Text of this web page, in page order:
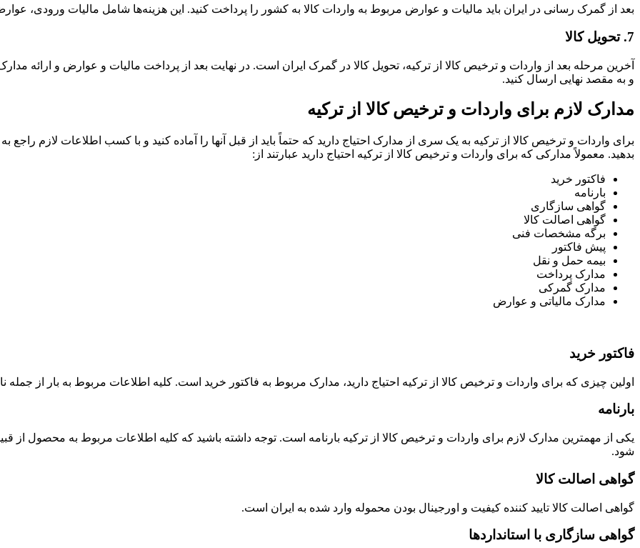
بعد از گمرک رسانی در ایران باید مالیات و عوارض مربوط به واردات کالا به کشور را پرداخت کنید. این هزینه‌ها شامل مالیات ورودی،
7. تحویل کالا
آخرین مرحله بعد از واردات و ترخیص کالا از ترکیه، تحویل کالا در گمرک ایران است. در نهایت بعد از پرداخت مالیات و عوارض و ارائه
و به مقصد نهایی ارسال کنید.
مدارک لازم برای واردات و ترخیص کالا از ترکیه
برای واردات و ترخیص کالا از ترکیه به یک سری از مدارک احتیاج دارید که حتماً باید از قبل آنها را آماده کنید و با کسب اطلاعات لازم
بدهید. معمولاً مدارکی که برای واردات و ترخیص کالا از ترکیه احتیاج دارید عبارتند از:
فاکتور خرید
بارنامه
گواهی سازگاری
گواهی اصالت کالا
برگه مشخصات فنی
پیش فاکتور
بیمه حمل و نقل
مدارک پرداخت
مدارک گمرکی
مدارک مالیاتی و عوارض
فاکتور خرید
اولین چیزی که برای واردات و ترخیص کالا از ترکیه احتیاج دارید، مدارک مربوط به فاکتور خرید است. کلیه اطلاعات مربوط به بار از
بارنامه
یکی از مهمترین مدارک لازم برای واردات و ترخیص کالا از ترکیه بارنامه است. توجه داشته باشید که کلیه اطلاعات مربوط به محصول از
شود.
گواهی اصالت کالا
گواهی اصالت کالا تایید کننده کیفیت و اورجینال بودن محموله وارد شده به ایران است.
گواهی سازگاری با استانداردها